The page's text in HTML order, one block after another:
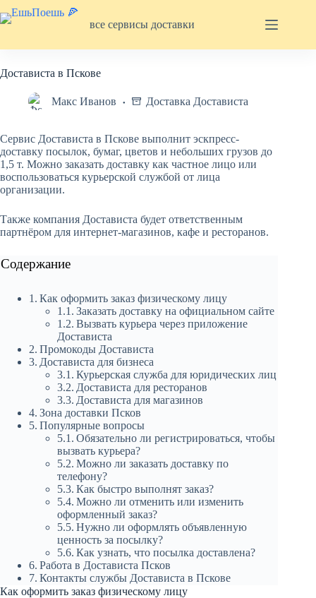
к
все сервисы доставки
Достависта в Пскове
Макс Иванов Доставка Достависта
Сервис Достависта в Пскове выполнит эскпресс-
доставку посылок, бумаг, цветов и небольших грузов до
1,5 т. Можно заказать доставку как частное лицо или
воспользоваться курьерской службой от лица
организации.
Также компания Достависта будет ответственным
партнёром для интернет-магазинов, кафе и ресторанов.
Содержание
Как оформить заказ физическому лицу
Заказать доставку на официальном сайте
Вызвать курьера через приложение
Достависта
Промокоды Достависта
Достависта для бизнеса
Курьерская служба для юридических лиц
Достависта для ресторанов
Достависта для магазинов
Зона доставки Псков
Популярные вопросы
Обязательно ли регистрироваться, чтобы
вызвать курьера?
Можно ли заказать доставку по
телефону?
Как быстро выполнят заказ?
Можно ли отменить или изменить
оформленный заказ?
Нужно ли оформлять объявленную
ценность за посылку?
Как узнать, что посылка доставлена?
Работа в Достависта Псков
Контакты службы Достависта в Пскове
Как оформить заказ физическому лицу